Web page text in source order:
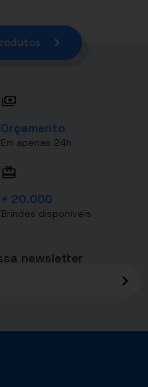
Orçamento
Em apenas 24h
+ 20.000
Brindes disponíveis
newsletter